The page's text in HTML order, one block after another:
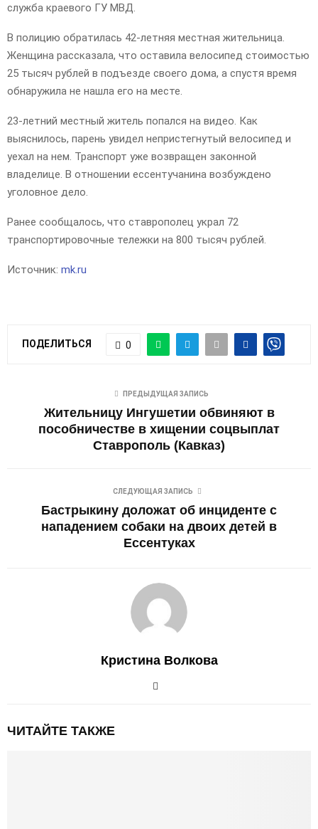
служба краевого ГУ МВД.
В полицию обратилась 42-летняя местная жительница.
Женщина рассказала, что оставила велосипед стоимостью
25 тысяч рублей в подъезде своего дома, а спустя время
обнаружила не нашла его на месте.
23-летний местный житель попался на видео. Как
выяснилось, парень увидел непристегнутый велосипед и
уехал на нем. Транспорт уже возвращен законной
владелице. В отношении ессентучанина возбуждено
уголовное дело.
Ранее сообщалось, что ставрополец украл 72
транспортировочные тележки на 800 тысяч рублей.
Источник: mk.ru
ПОДЕЛИТЬСЯ 0
ПРЕДЫДУЩАЯ ЗАПИСЬ
Жительницу Ингушетии обвиняют в
пособничестве в хищении соцвыплат
Ставрополь (Кавказ)
СЛЕДУЮЩАЯ ЗАПИСЬ
Бастрыкину доложат об инциденте с
нападением собаки на двоих детей в
Ессентуках
Кристина Волкова
ЧИТАЙТЕ ТАКЖЕ